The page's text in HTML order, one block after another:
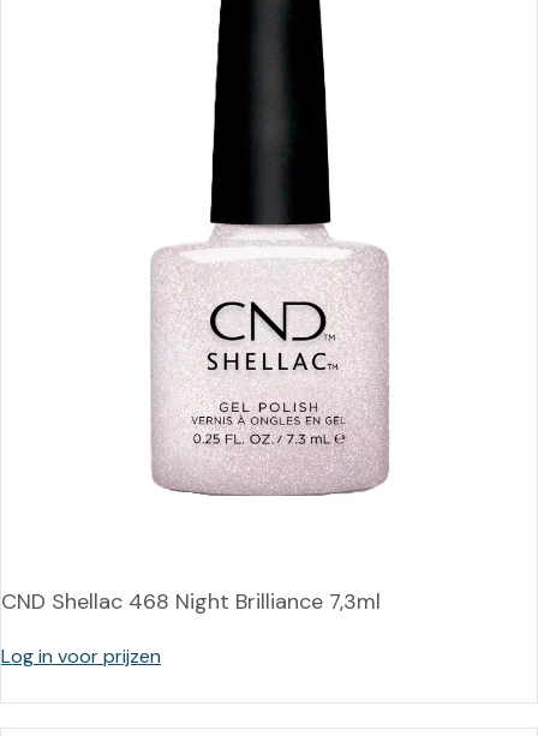
CND Shellac 468 Night Brilliance 7,3ml
Log in voor prijzen